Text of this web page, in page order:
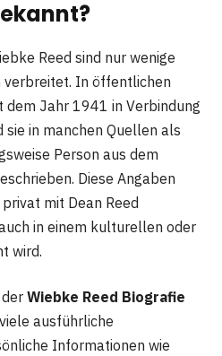
Reed sind nur wenige
In öffentlichen
dem Jahr 1941 in Verbindung
in manchen Quellen als
Person aus dem
Diese Angaben
mit Dean Reed
in einem kulturellen oder
wird.
Wiebke Reed Biografie
ausführliche
Informationen wie